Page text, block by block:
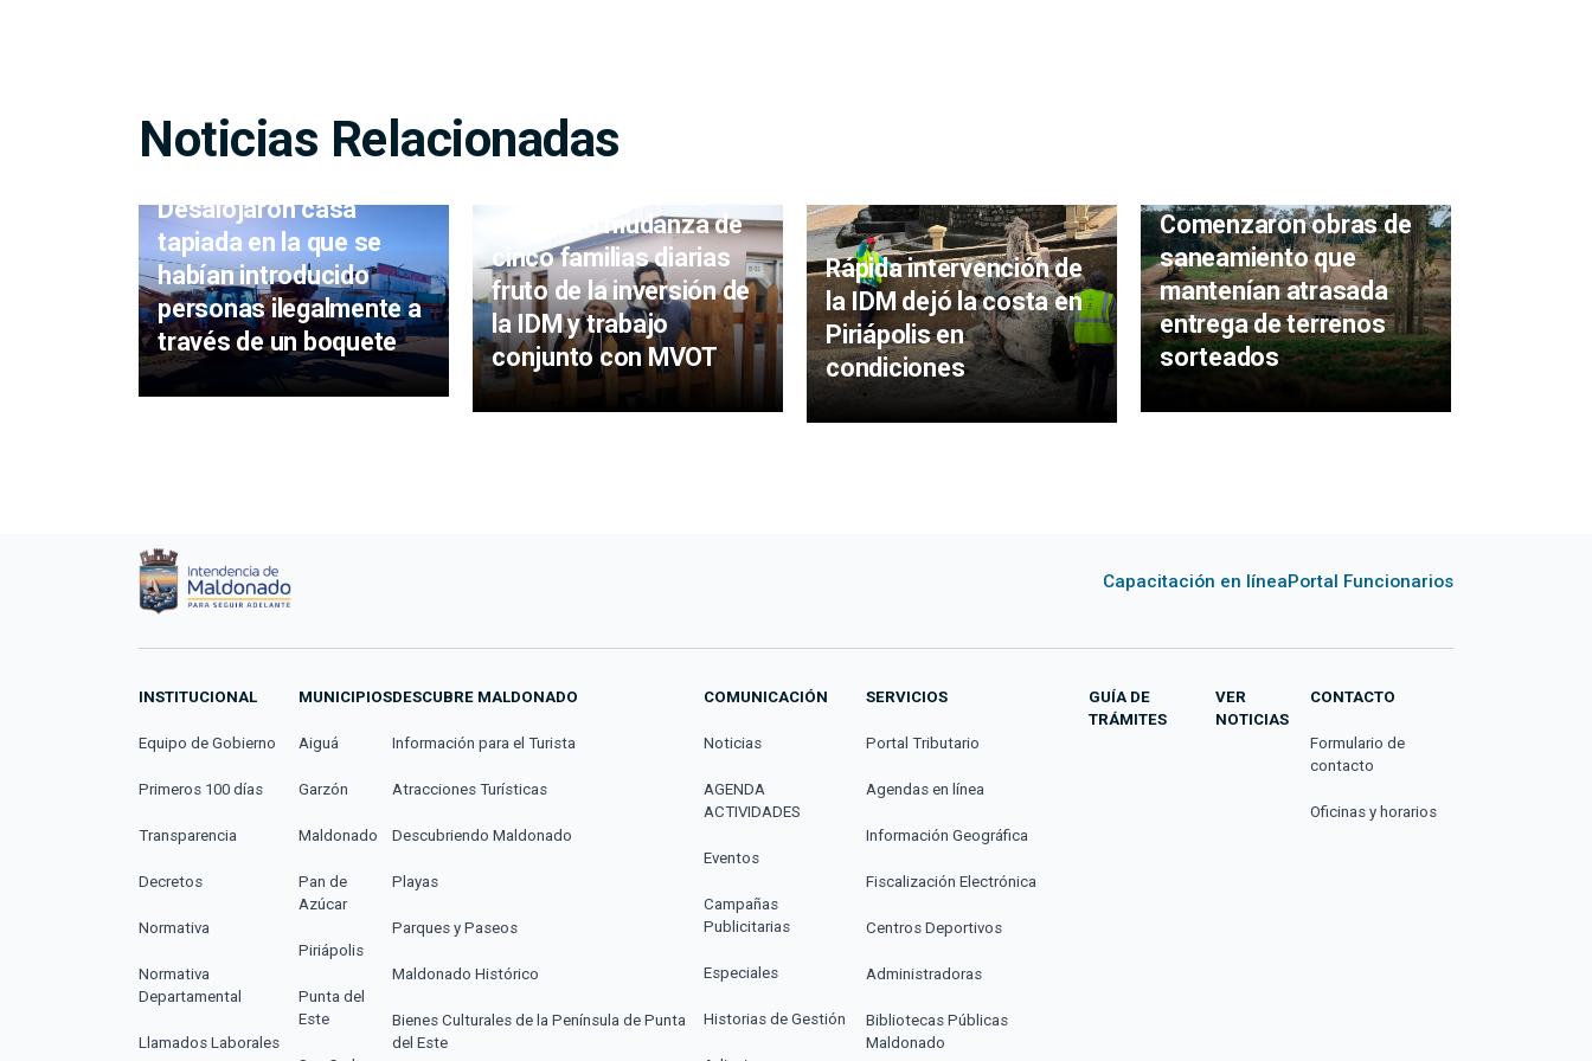
Noticias Relacionadas
Desalojaron casa
tapiada en la que se
habían introducido
personas ilegalmente a
través de un boquete
comenzó mudanza de
cinco familias diarias
fruto de la inversión de
la IDM y trabajo
conjunto con MVOT
Rápida intervención de
la IDM dejó la costa en
Piriápolis en
condiciones
Comenzaron obras de
saneamiento que
mantenían atrasada
entrega de terrenos
sorteados
Capacitación en líneaPortal Funcionarios
INSTITUCIONAL
Equipo de Gobierno
Primeros 100 días
Transparencia
Decretos
Normativa
Normativa
Departamental
Llamados Laborales
MUNICIPIOS
Aiguá
Garzón
Maldonado
Pan de
Azúcar
Piriápolis
Punta del
Este
DESCUBRE MALDONADO
Información para el Turista
Atracciones Turísticas
Descubriendo Maldonado
Playas
Parques y Paseos
Maldonado Histórico
Bienes Culturales de la Península de Punta
del Este
COMUNICACIÓN
Noticias
AGENDA
ACTIVIDADES
Eventos
Campañas
Publicitarias
Especiales
Historias de Gestión
SERVICIOS
Portal Tributario
Agendas en línea
Información Geográfica
Fiscalización Electrónica
Centros Deportivos
Administradoras
Bibliotecas Públicas
Maldonado
GUÍA DE
TRÁMITES
VER
NOTICIAS
CONTACTO
Formulario de
contacto
Oficinas y horarios